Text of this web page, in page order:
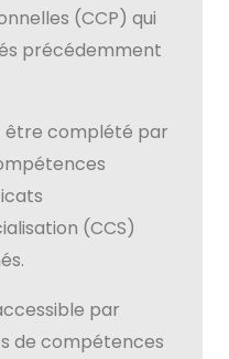
(CCP) qui
précédemment
être complété par
(CCS)
par
de compétences